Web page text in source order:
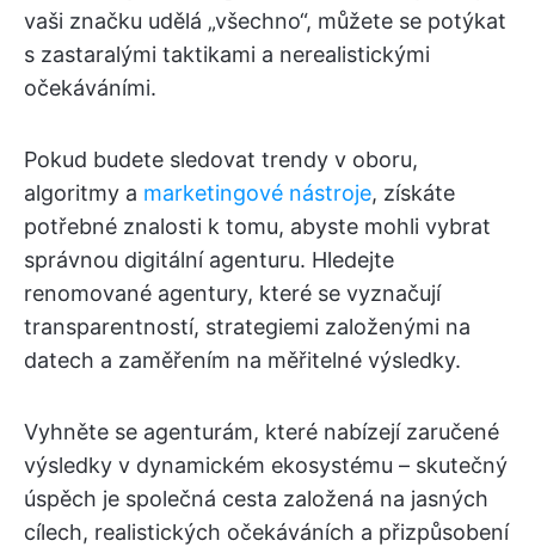
vaši značku udělá „všechno“, můžete se potýkat
s zastaralými taktikami a nerealistickými
očekáváními.
Pokud budete sledovat trendy v oboru,
algoritmy a marketingové nástroje, získáte
potřebné znalosti k tomu, abyste mohli vybrat
správnou digitální agenturu. Hledejte
renomované agentury, které se vyznačují
transparentností, strategiemi založenými na
datech a zaměřením na měřitelné výsledky.
Vyhněte se agenturám, které nabízejí zaručené
výsledky v dynamickém ekosystému – skutečný
úspěch je společná cesta založená na jasných
cílech, realistických očekáváních a přizpůsobení